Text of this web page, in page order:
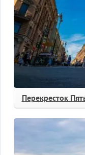
Перекресток